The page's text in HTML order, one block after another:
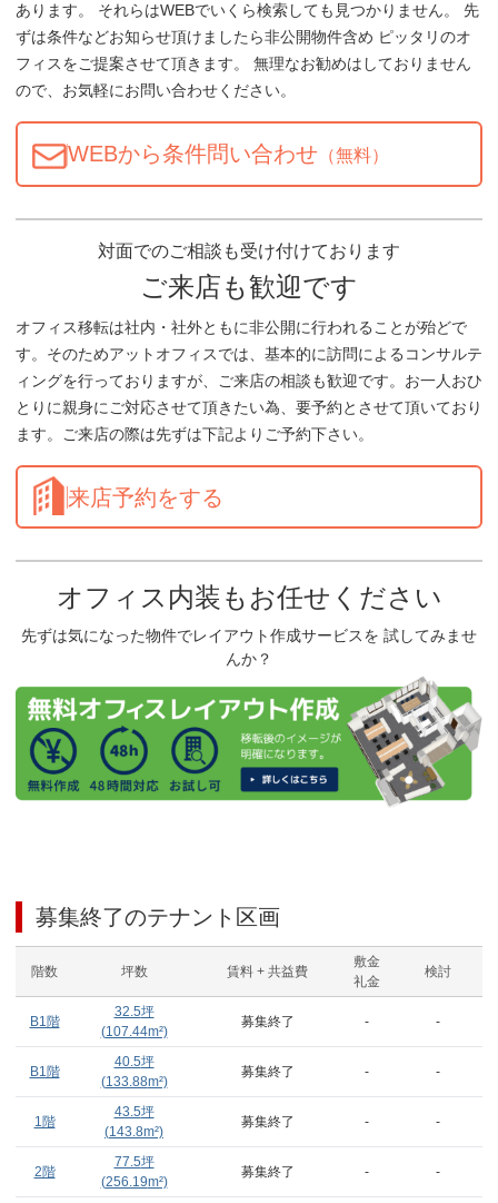
あります。 それらはWEBでいくら検索しても見つかりません。 先
ずは条件などお知らせ頂けましたら非公開物件含め ピッタリのオ
フィスをご提案させて頂きます。 無理なお勧めはしておりません
ので、お気軽にお問い合わせください。
WEBから条件問い合わせ （無料）
対面でのご相談も受け付けております
ご来店も歓迎です
オフィス移転は社内・社外ともに非公開に行われることが殆どで
す。そのためアットオフィスでは、基本的に訪問によるコンサルテ
ィングを行っておりますが、ご来店の相談も歓迎です。お一人おひ
とりに親身にご対応させて頂きたい為、要予約とさせて頂いており
ます。ご来店の際は先ずは下記よりご予約下さい。
来店予約をする
オフィス内装もお任せください
先ずは気になった物件でレイアウト作成サービスを 試してみませ
んか？
募集終了のテナント区画
階数 坪数 賃料 + 共益費
敷金
礼金
検討
B1階
32.5坪
(107.44m²)
募集終了 - -
B1階
40.5坪
(133.88m²)
募集終了 - -
1階
43.5坪
(143.8m²)
募集終了 - -
2階
77.5坪
(256.19m²)
募集終了 - -